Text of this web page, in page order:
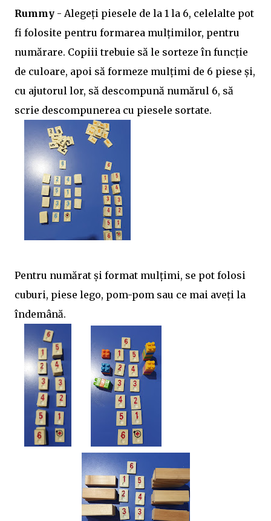
Rummy - Alegeți piesele de la 1 la 6, celelalte pot
fi folosite pentru formarea mulțimilor, pentru
numărare. Copiii trebuie să le sorteze în funcție
de culoare, apoi să formeze mulțimi de 6 piese și,
cu ajutorul lor, să descompună numărul 6, să
scrie descompunerea cu piesele sortate.
Pentru numărat și format mulțimi, se pot folosi
cuburi, piese lego, pom-pom sau ce mai aveți la
îndemână.